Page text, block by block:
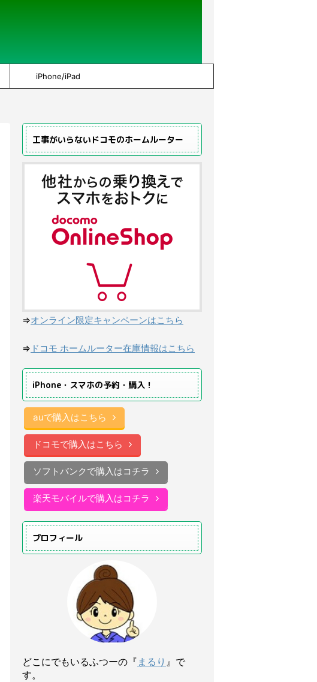
iPhone/iPad
工事がいらないドコモのホームルーター
⇒オンライン限定キャンペーンはこちら
⇒ ドコモ ホームルーター在庫情報はこちら
iPhone・スマホの予約・購入！
auで購入はこちら
ドコモで購入はこちら
ソフトバンクで購入はコチラ
楽天モバイルで購入はコチラ
プロフィール
どこにでもいるふつーの『 まるり 』で
す。